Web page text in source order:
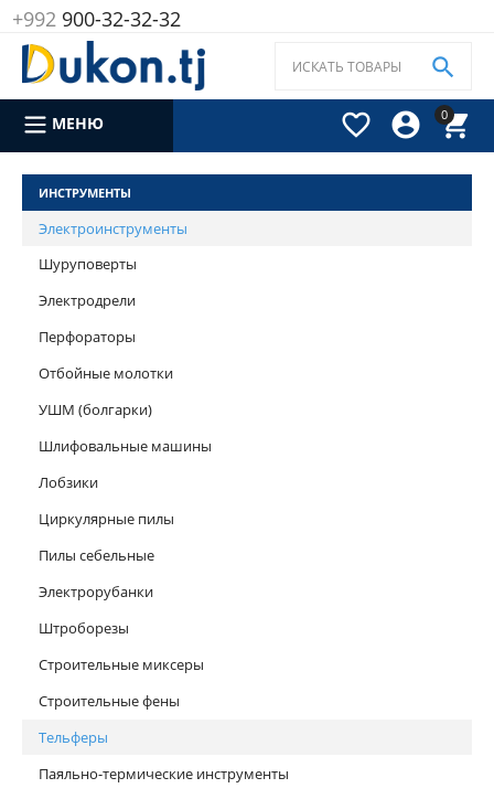
+992900-32-32-32
0




МЕНЮ
ИНСТРУМЕНТЫ
Электроинструменты
Шуруповерты
Электродрели
Перфораторы
Отбойные молотки
УШМ (болгарки)
Шлифовальные машины
Лобзики
Циркулярные пилы
Пилы себельные
Электрорубанки
Штроборезы
Строительные миксеры
Строительные фены
Тельферы
Паяльно-термические инструменты